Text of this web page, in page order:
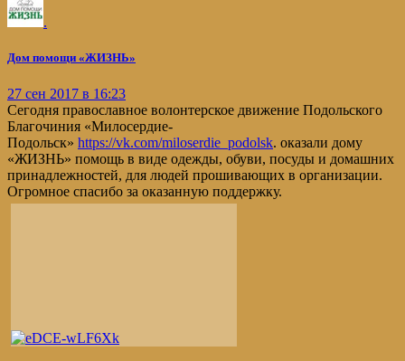
.
Дом помощи «ЖИЗНЬ»
27 сен 2017 в 16:23
Сегодня православное волонтерское движение Подольского
Благочиния «Милосердие-
Подольск» https://vk.com/miloserdie_podolsk. оказали дому
«ЖИЗНЬ» помощь в виде одежды, обуви, посуды и домашних
принадлежностей, для людей прошивающих в организации.
Огромное спасибо за оказанную поддержку.